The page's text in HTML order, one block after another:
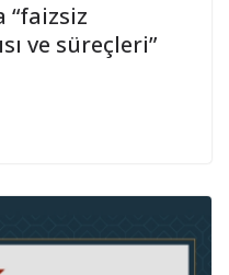
“faizsiz
ve süreçleri”